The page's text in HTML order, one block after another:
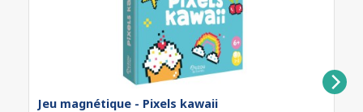
Jeu magnétique - Pixels kawaii